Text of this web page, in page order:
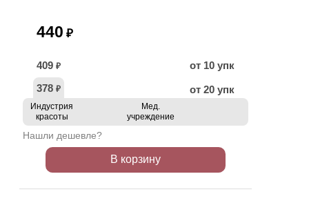
440 ₽
409 ₽
от 10 упк
378 ₽ от 20 упк
Индустрия
красоты
Мед.
учреждение
Нашли дешевле?
В корзину